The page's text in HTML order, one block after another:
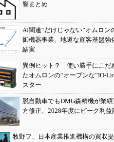
響まとめ
AI関連“だけじゃない”オムロン
御機器事業、地道な顧客基盤強
結実
異例ヒット？ 使い勝手にこだ
たオムロンの“オープンな”IO-
スター
脱自動車でもDMG森精機が業
方修正、2028年度にピーク利益
牧野フ、日本産業推進機構の買収